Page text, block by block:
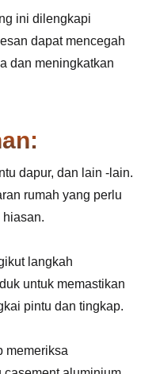
ini dilengkapi
dapat mencegah
dan meningkatkan
dapur, dan lain -lain.
rumah yang perlu
hiasan.
langkah
untuk memastikan
pintu dan tingkap.
memeriksa